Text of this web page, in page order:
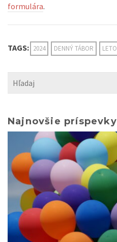
formulára.
TAGS: 2024 DENNÝ TÁBOR LETO
Search
Najnovšie príspevky